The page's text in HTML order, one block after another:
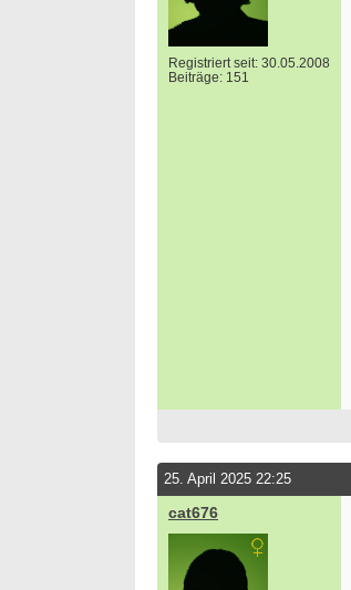
Registriert seit: 30.05.2008
Beiträge: 151
25. April 2025 22:25
cat676